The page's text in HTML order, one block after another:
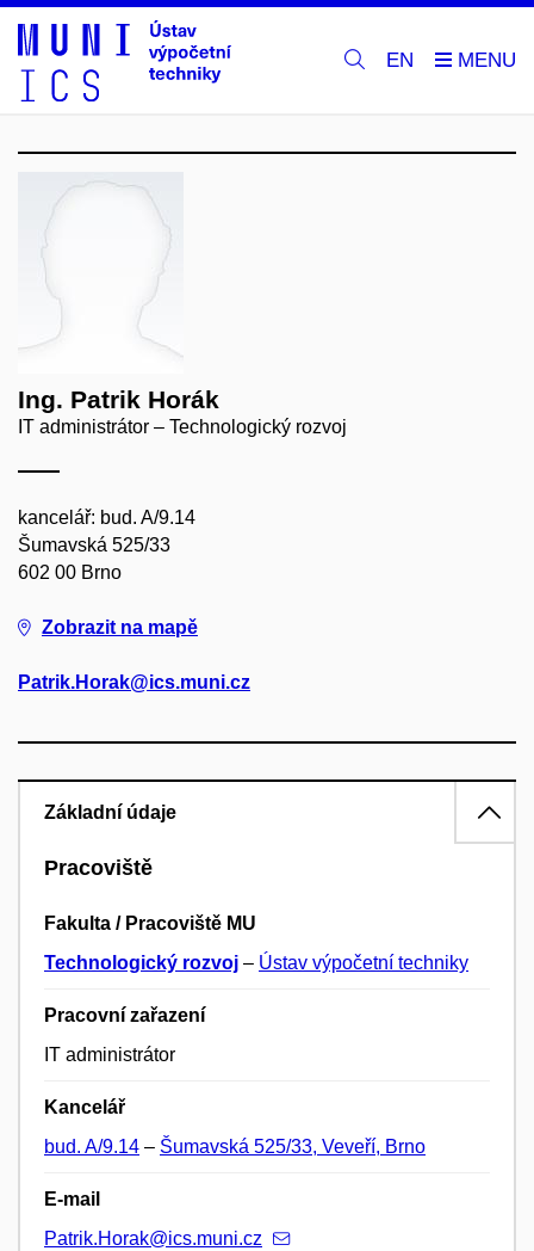
EN
Ing. Patrik Horák
IT administrátor – Technologický rozvoj
kancelář: bud. A/9.14
Šumavská 525/33
602 00 Brno
Zobrazit na mapě
Patrik.Horak@ics.muni.cz
Základní údaje
Pracoviště
Fakulta / Pracoviště MU
Technologický rozvoj – Ústav výpočetní techniky
Pracovní zařazení
IT administrátor
Kancelář
bud. A/9.14 – Šumavská 525/33, Veveří, Brno
E-mail
Patrik.Horak@ics.muni.cz